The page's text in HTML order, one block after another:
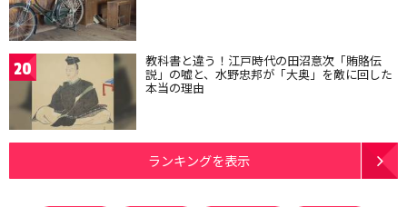
20 教科書と違う！江戸時代の田沼意次「賄賂伝
説」の嘘と、水野忠邦が「大奥」を敵に回した
本当の理由
ランキングを表示